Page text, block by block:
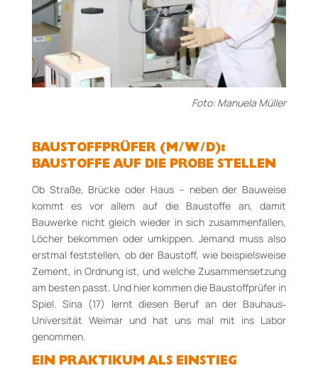
Foto: Manuela Müller
BAUSTOFFPRÜFER (M/W/D):
BAUSTOFFE AUF DIE PROBE STELLEN
Ob Straße, Brücke oder Haus – neben der Bauweise
kommt es vor allem auf die Baustoffe an, damit
Bauwerke nicht gleich wieder in sich zusammenfallen,
Löcher bekommen oder umkippen. Jemand muss also
erstmal feststellen, ob der Baustoff, wie beispielsweise
Zement, in Ordnung ist, und welche Zusammensetzung
am besten passt. Und hier kommen die Baustoffprüfer in
Spiel. Sina (17) lernt diesen Beruf an der Bauhaus‐
Universität Weimar und hat uns mal mit ins Labor
genommen.
EIN PRAKTIKUM ALS EINSTIEG